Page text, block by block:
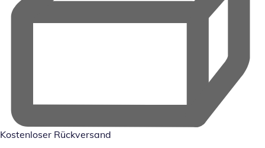
Kostenloser Rückversand